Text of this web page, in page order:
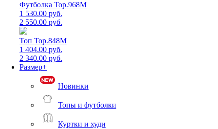
Футболка Top.968M
1 530.00 руб.
2 550.00 руб.
Топ Top.848M
1 404.00 руб.
2 340.00 руб.
Размер+
Новинки
Топы и футболки
Куртки и худи